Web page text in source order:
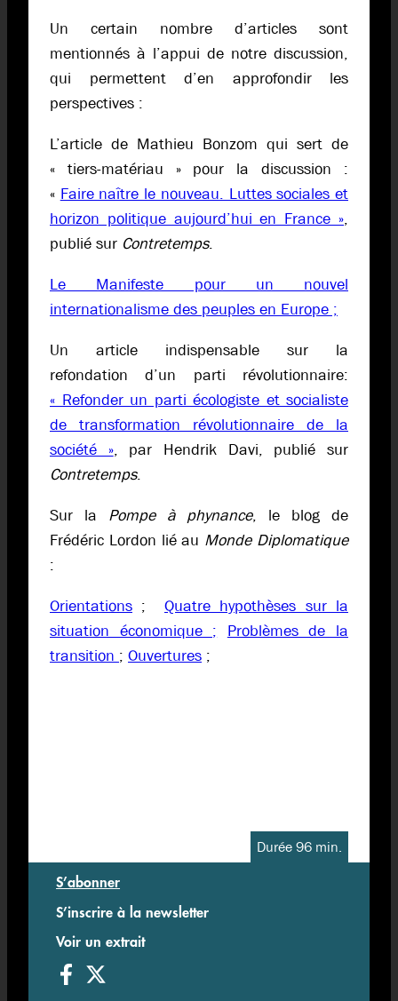
Un certain nombre d’articles sont
mentionnés à l’appui de notre discussion,
qui permettent d’en approfondir les
perspectives :
L’article de Mathieu Bonzom qui sert de
« tiers-matériau » pour la discussion :
« Faire naître le nouveau. Luttes sociales et
horizon politique aujourd’hui en France »,
publié sur Contretemps.
Le Manifeste pour un nouvel
internationalisme des peuples en Europe ;
Un article indispensable sur la
refondation d’un parti révolutionnaire:
« Refonder un parti écologiste et socialiste
de transformation révolutionnaire de la
société », par Hendrik Davi, publié sur
Contretemps.
Sur la Pompe à phynance, le blog de
Frédéric Lordon lié au Monde Diplomatique
:
Orientations ; Quatre hypothèses sur la
situation économique ;
Problèmes de la
transition ; Ouvertures ;
Durée 96 min.
S’abonner
S’inscrire à la newsletter
Voir un extrait